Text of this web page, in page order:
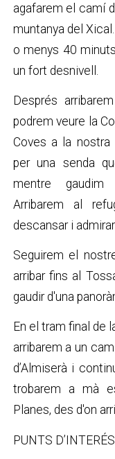
agafarem el camí
muntanya del
o menys 40
un fort desnivell.
Després
podrem veure la
Coves a la nostra
per una senda
mentre gaudim
Arribarem al
descansar i
Seguirem el
arribar fins al
gaudir d'una
En el tram final de
arribarem a un
d’Almiserà i
trobarem a mà
Planes, des d'on
PUNTS D’INTERÉS